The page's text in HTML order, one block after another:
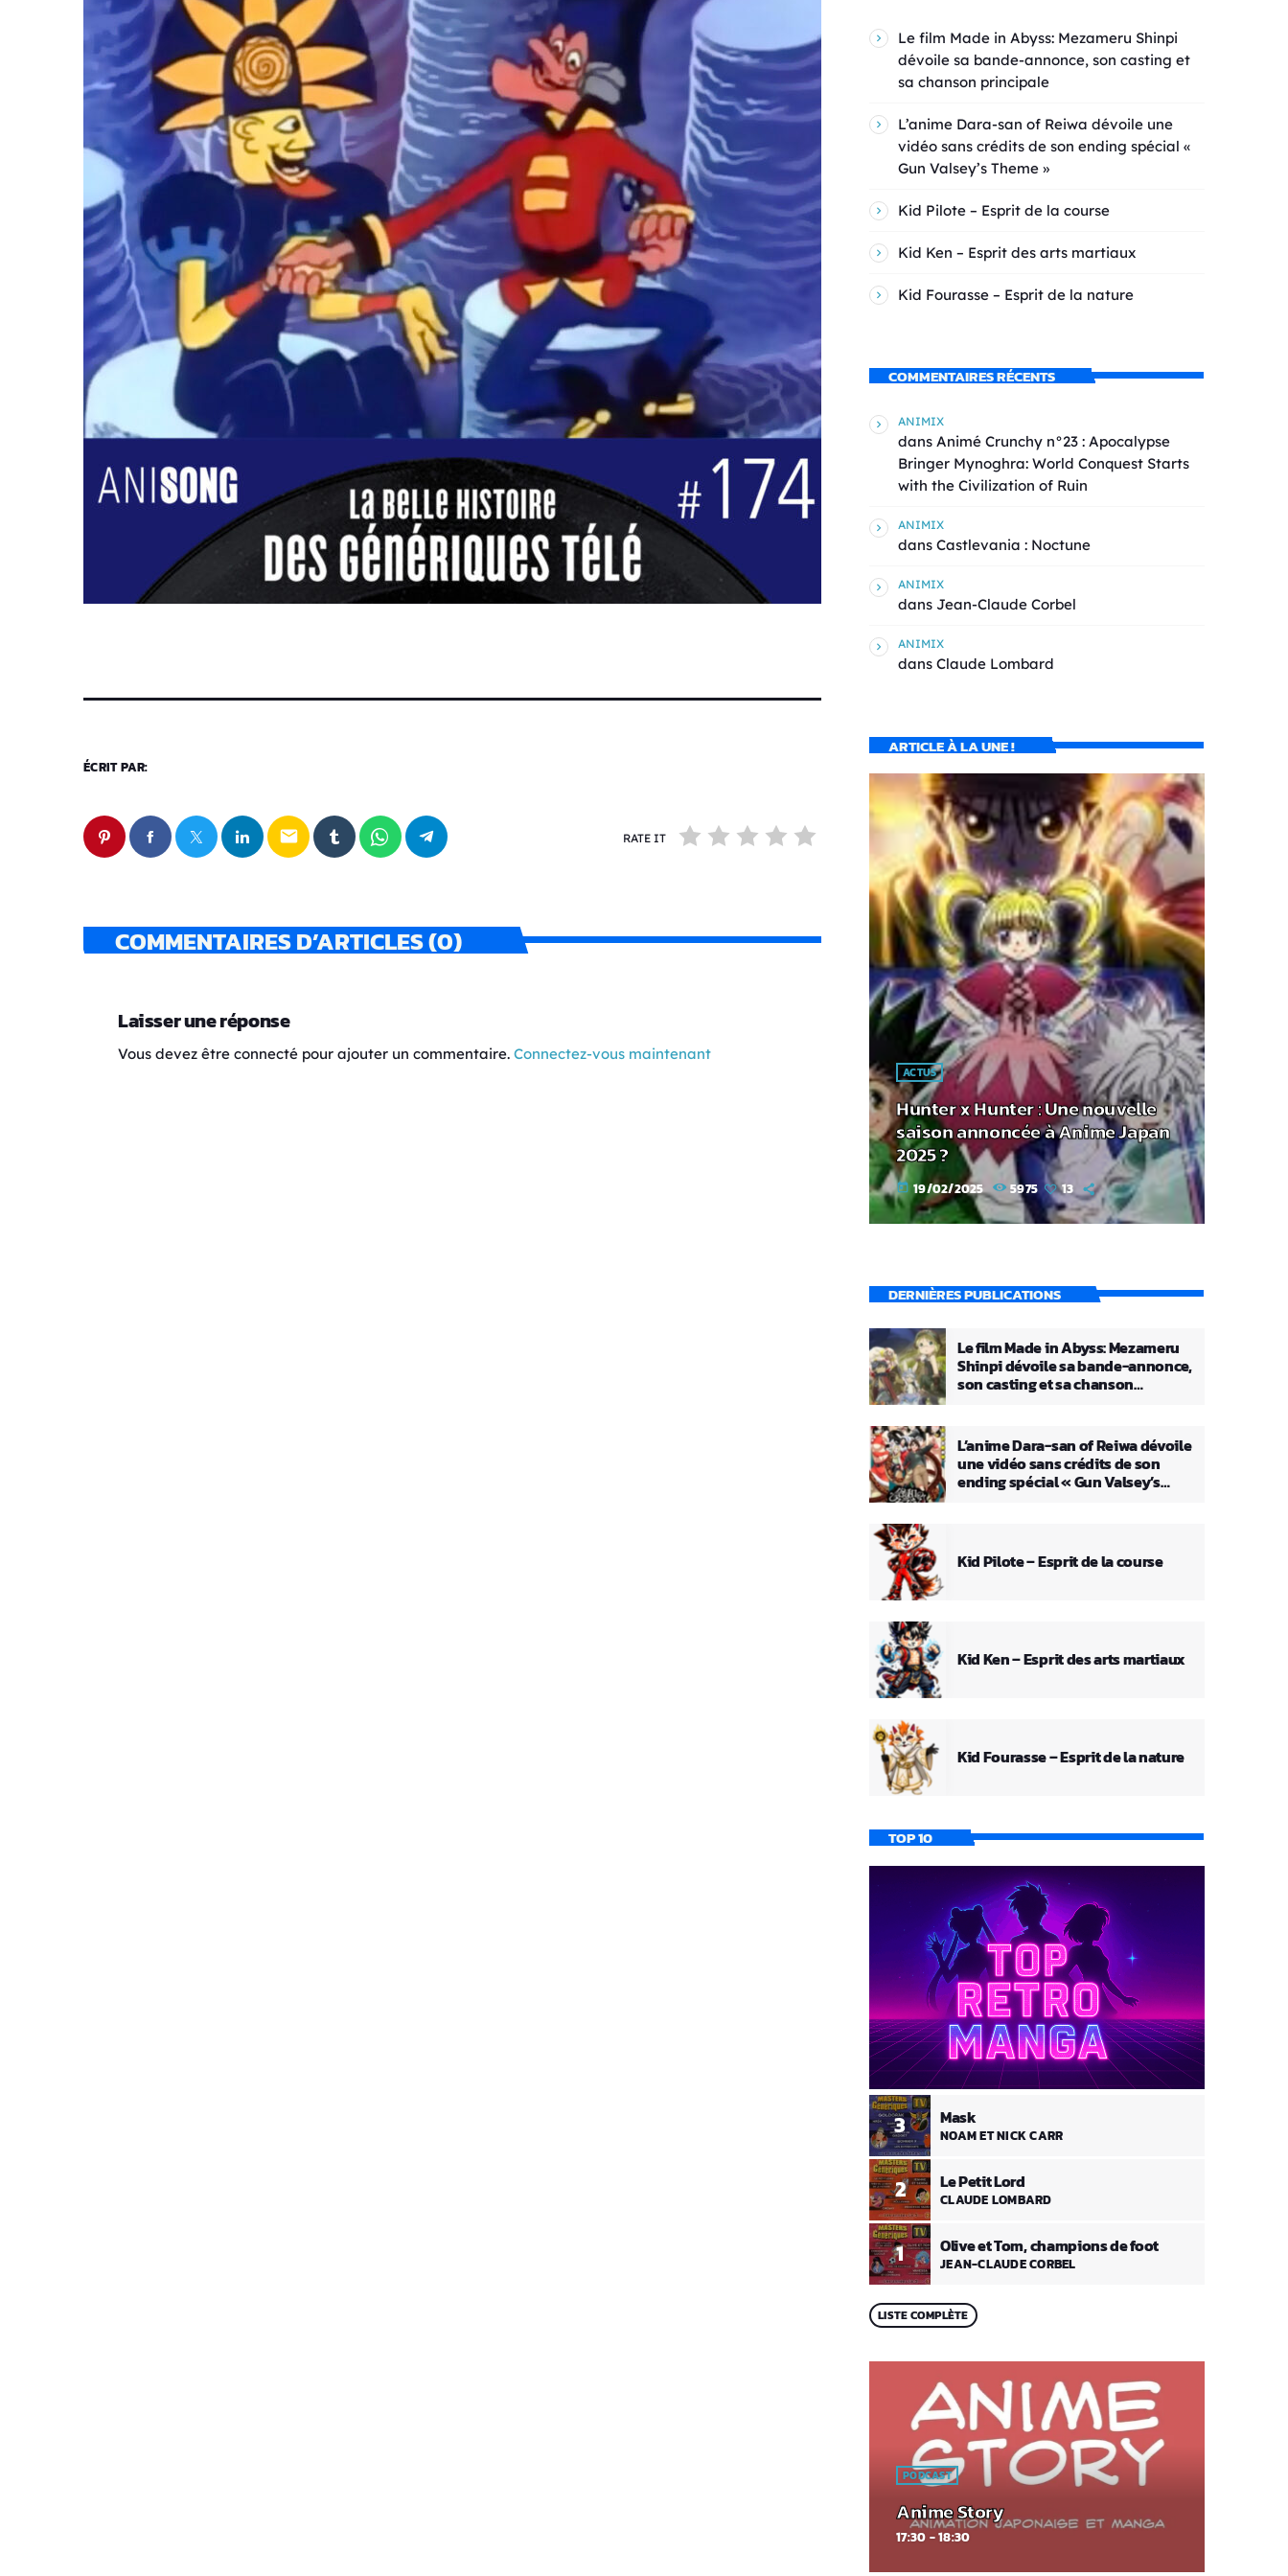
ÉCRIT PAR:
email RATE IT
COMMENTAIRES D’ARTICLES (0)
Laisser une réponse
Vous devez être connecté pour ajouter un commentaire. Connectez-vous maintenant
Le film Made in Abyss: Mezameru Shinpi
dévoile sa bande-annonce, son casting et
sa chanson principale
L’anime Dara-san of Reiwa dévoile une
vidéo sans crédits de son ending spécial «
Gun Valsey’s Theme »
Kid Pilote – Esprit de la course
Kid Ken – Esprit des arts martiaux
Kid Fourasse – Esprit de la nature
COMMENTAIRES RÉCENTS
ANIMIX
dans Animé Crunchy n°23 : Apocalypse
Bringer Mynoghra: World Conquest Starts
with the Civilization of Ruin
ANIMIX
dans Castlevania : Noctune
ANIMIX
dans Jean-Claude Corbel
ANIMIX
dans Claude Lombard
ARTICLE À LA UNE !
ACTUS
Hunter x Hunter : Une nouvelle
saison annoncée à Anime Japan
2025 ?
today 19/02/2025 5975 13
DERNIÈRES PUBLICATIONS
Le film Made in Abyss: Mezameru
Shinpi dévoile sa bande-annonce,
son casting et sa chanson
L’anime Dara-san of Reiwa dévoile
une vidéo sans crédits de son
ending spécial « Gun Valsey’s
Kid Pilote – Esprit de la course
Kid Ken – Esprit des arts martiaux
Kid Fourasse – Esprit de la nature
TOP 10
1 Olive et Tom, champions de foot
JEAN-CLAUDE CORBEL
2 Le Petit Lord
CLAUDE LOMBARD
3 Mask
NOAM ET NICK CARR
LISTE COMPLÈTE
PODCAST
Anime Story
17:30 - 18:30